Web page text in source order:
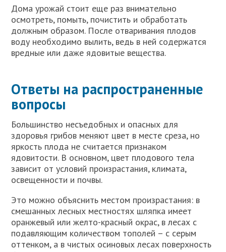
Дома урожай стоит еще раз внимательно
осмотреть, помыть, почистить и обработать
должным образом. После отваривания плодов
воду необходимо вылить, ведь в ней содержатся
вредные или даже ядовитые вещества.
Ответы на распространенные
вопросы
Большинство несъедобных и опасных для
здоровья грибов меняют цвет в месте среза, но
яркость плода не считается признаком
ядовитости. В основном, цвет плодового тела
зависит от условий произрастания, климата,
освещенности и почвы.
Это можно объяснить местом произрастания: в
смешанных лесных местностях шляпка имеет
оранжевый или желто-красный окрас, в лесах с
подавляющим количеством тополей – с серым
оттенком, а в чистых осиновых лесах поверхность